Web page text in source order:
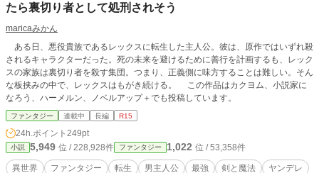
すが、日本語への翻訳においてAIツールを補助として使用
せ。
たら裏切り者として処刑されそう
maricaみかん
ある日、悪役貴族であるレックスに転生した主人公。彼は、原作ではいずれ殺
されるキャラクターだった。死の未来を避けるために善行を計画するも、レック
スの家族は裏切り者を殺す集団。つまり、正義側に味方することは難しい。そん
な板挟みの中で、レックスはもがき続ける。 この作品はカクヨム、小説家に
なろう、ハーメルン、ノベルアップ＋でも投稿しています。
ファンタジー 連載中 長編 R15
24h.ポイント 249pt
小説 5,949 位 / 228,928件 ファンタジー 1,022 位 / 53,358件
異世界 ファンタジー 転生 男主人公 最強 剣と魔法
ヤンデレ